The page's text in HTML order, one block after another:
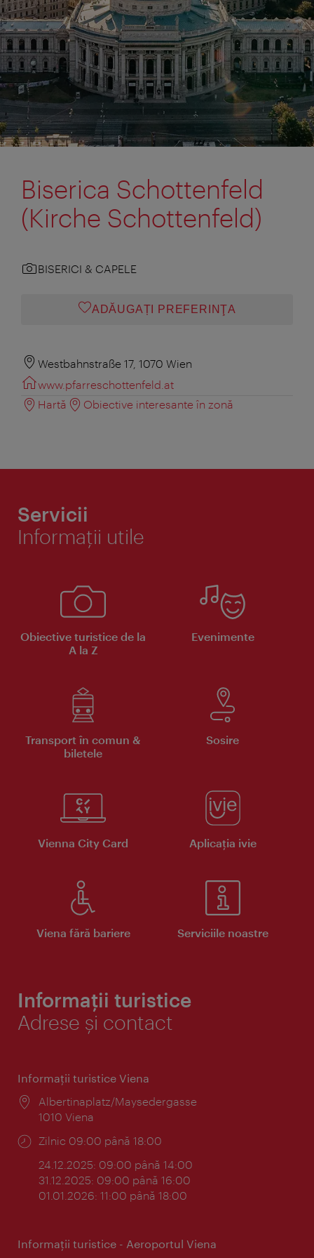
Biserica Schottenfeld
(Kirche Schottenfeld)
BISERICI & CAPELE
ADĂUGAȚI PREFERINŢA
Westbahnstraße 17, 1070 Wien
www.pfarreschottenfeld.at
Hartă
Obiective interesante în zonă
Servicii
Informaţii utile
Obiective turistice de la
A la Z
Evenimente
Transport în comun &
biletele
Sosire
Vienna City Card Aplicaţia ivie
Viena fără bariere Serviciile noastre
Informații turistice
Adrese și contact
Informaţii turistice Viena
Locul:
Albertinaplatz/Maysedergasse
1010 Viena
Program:
Zilnic 09:00 până 18:00
24.12.2025: 09:00 până 14:00
31.12.2025: 09:00 până 16:00
01.01.2026: 11:00 până 18:00
Informaţii turistice - Aeroportul Viena